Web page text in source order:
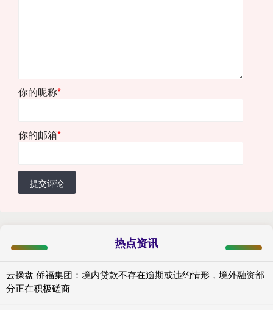
你的昵称*
你的邮箱*
提交评论
热点资讯
云操盘 侨福集团：境内贷款不存在逾期或违约情形，境外融资部
分正在积极磋商